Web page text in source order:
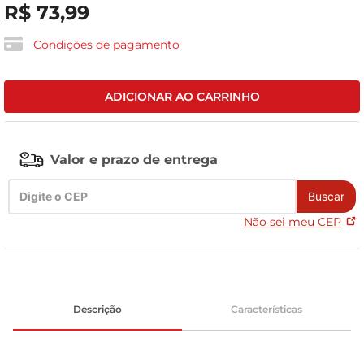
R$ 73,99
Condições de pagamento
ADICIONAR AO CARRINHO
Valor e prazo de entrega
Buscar
Não sei meu CEP
Descrição Características
leite
vinho